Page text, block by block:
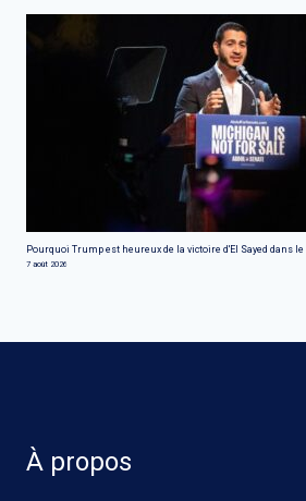
Pourquoi Trump est heureux de la victoire d'El Sayed dans
7 août 2026
À propos